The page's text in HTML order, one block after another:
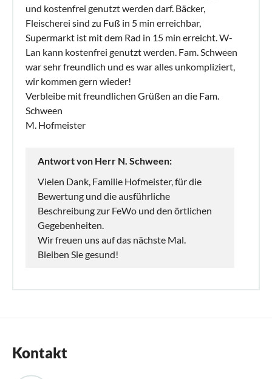
und kostenfrei genutzt werden darf. Bäcker,
Fleischerei sind zu Fuß in 5 min erreichbar,
Supermarkt ist mit dem Rad in 15 min erreicht. W-
Lan kann kostenfrei genutzt werden. Fam. Schween
war sehr freundlich und es war alles unkompliziert,
wir kommen gern wieder!
Verbleibe mit freundlichen Grüßen an die Fam.
Schween
M. Hofmeister
Antwort von Herr N. Schween:
Vielen Dank, Familie Hofmeister, für die
Bewertung und die ausführliche
Beschreibung zur FeWo und den örtlichen
Gegebenheiten.
Wir freuen uns auf das nächste Mal.
Bleiben Sie gesund!
Kontakt